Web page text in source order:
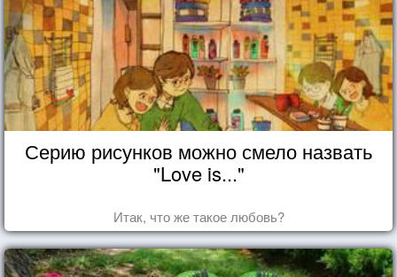
Серию рисунков можно смело назвать
"Love is..."
Итак, что же такое любовь?